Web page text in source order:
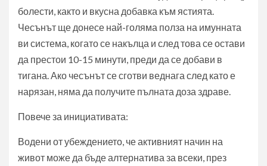
болести, както и вкусна добавка към ястията.
Чесънът ще донесе най-голяма полза на имунната
ви система, когато се накълца и след това се остави
да престои 10-15 минути, преди да се добави в
тигана. Ако чесънът се сготви веднага след като е
нарязан, няма да получите пълната доза здраве.
Повече за инициативата:
Водени от убеждението, че активният начин на
живот може да бъде алтернатива за всеки, през